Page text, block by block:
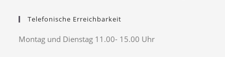
Telefonische Erreichbarkeit
Montag und Dienstag 11.00- 15.00 Uhr